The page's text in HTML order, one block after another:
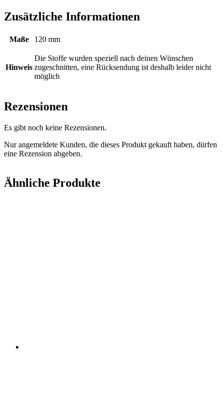
Zusätzliche Informationen
Maße 120 mm
Hinweis
Die Stoffe wurden speziell nach deinen Wünschen
zugeschnitten, eine Rücksendung ist deshalb leider nicht
möglich
Rezensionen
Es gibt noch keine Rezensionen.
Nur angemeldete Kunden, die dieses Produkt gekauft haben, dürfen
eine Rezension abgeben.
Ähnliche Produkte